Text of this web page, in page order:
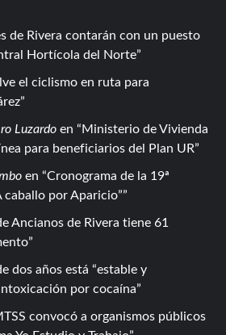
de Rivera contarán con un puesto
Hortícola del Norte
el ciclismo en ruta para
Luzardo en
Ministerio de Vivienda
para beneficiarios del Plan UR
en
Cronograma de la 19ª
caballo por Aparicio”
Ancianos de Rivera tiene 61
dos años está “estable y
por cocaína
convocó a organismos públicos